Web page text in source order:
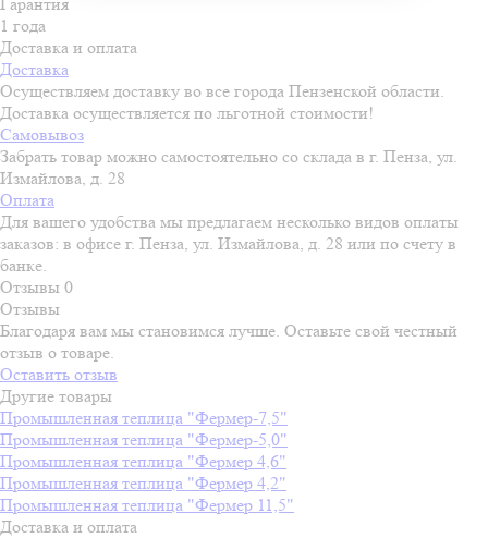
1 года
Доставка и оплата
Доставка
Осуществляем доставку во все города Пензенской области.
Доставка осуществляется по льготной стоимости!
Самовывоз
Забрать товар можно самостоятельно со склада в г. Пенза, ул.
Измайлова, д. 28
Оплата
Для вашего удобства мы предлагаем несколько видов оплаты
заказов: в офисе г. Пенза, ул. Измайлова, д. 28 или по счету в
банке.
Отзывы 0
Отзывы
Благодаря вам мы становимся лучше. Оставьте свой честный
отзыв о товаре.
Оставить отзыв
Другие товары
Промышленная теплица "Фермер-7,5"
Промышленная теплица "Фермер-5,0"
Промышленная теплица "Фермер 4,6"
Промышленная теплица "Фермер 4,2"
Промышленная теплица "Фермер 11,5"
Доставка и оплата